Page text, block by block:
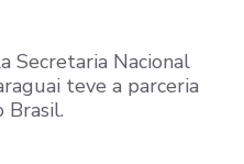
Secretaria Nacional
teve a parceria
Brasil.